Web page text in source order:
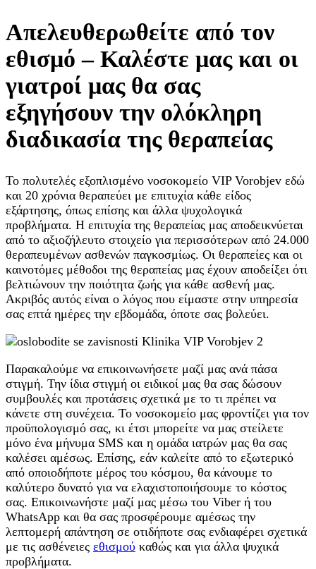
Απελευθερωθείτε από τον
εθισμό – Καλέστε μας και οι
γιατροί μας θα σας
εξηγήσουν την ολόκληρη
διαδικασία της θεραπείας
Το πολυτελές εξοπλισμένο νοσοκομείο VIP Vorobjev εδώ
και 20 χρόνια θεραπεύει με επιτυχία κάθε είδος
εξάρτησης, όπως επίσης και άλλα ψυχολογικά
προβλήματα. Η επιτυχία της θεραπείας μας αποδεικνύεται
από το αξιοζήλευτο στοιχείο για περισσότερων από 24.000
θεραπευμένων ασθενών παγκοσμίως. Οι θεραπείες και οι
καινοτόμες μέθοδοι της θεραπείας μας έχουν αποδείξει ότι
βελτιώνουν την ποιότητα ζωής για κάθε ασθενή μας.
Ακριβός αυτός είναι ο λόγος που είμαστε στην υπηρεσία
σας επτά ημέρες την εβδομάδα, όποτε σας βολεύει.
Παρακαλούμε να επικοινωνήσετε μαζί μας ανά πάσα
στιγμή. Την ίδια στιγμή οι ειδικοί μας θα σας δώσουν
συμβουλές και προτάσεις σχετικά με το τι πρέπει να
κάνετε στη συνέχεια. Το νοσοκομείο μας φροντίζει για τον
προϋπολογισμό σας, κι έτσι μπορείτε να μας στείλετε
μόνο ένα μήνυμα SMS και η ομάδα ιατρών μας θα σας
καλέσει αμέσως. Επίσης, εάν καλείτε από το εξωτερικό
από οποιοδήποτε μέρος του κόσμου, θα κάνουμε το
καλύτερο δυνατό για να ελαχιστοποιήσουμε το κόστος
σας. Επικοινωνήστε μαζί μας μέσω του Viber ή του
WhatsApp και θα σας προσφέρουμε αμέσως την
λεπτομερή απάντηση σε οτιδήποτε σας ενδιαφέρει σχετικά
με τις ασθένειες εθισμού καθώς και για άλλα ψυχικά
προβλήματα.